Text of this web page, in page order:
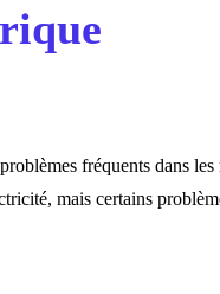
fréquents dans
mais certains